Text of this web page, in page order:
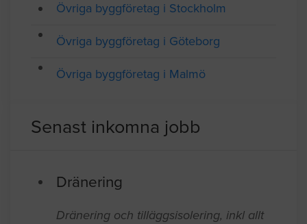
Övriga byggföretag i Stockholm
Övriga byggföretag i Göteborg
Övriga byggföretag i Malmö
Senast inkomna jobb
Dränering
Dränering och tilläggsisolering, inkl allt